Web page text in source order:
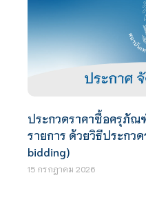
ประกวดราคาซื้อครุภัณ
รายการ ด้วยวิธีประกว
bidding)
15 กรกฎาคม 2026